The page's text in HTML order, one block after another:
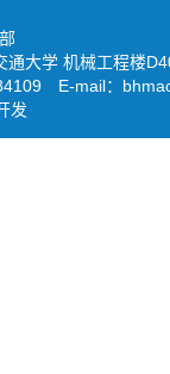
通大学 机械工程楼
E-mail：
发